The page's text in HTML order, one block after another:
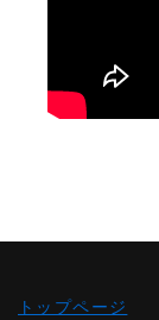
トップページ